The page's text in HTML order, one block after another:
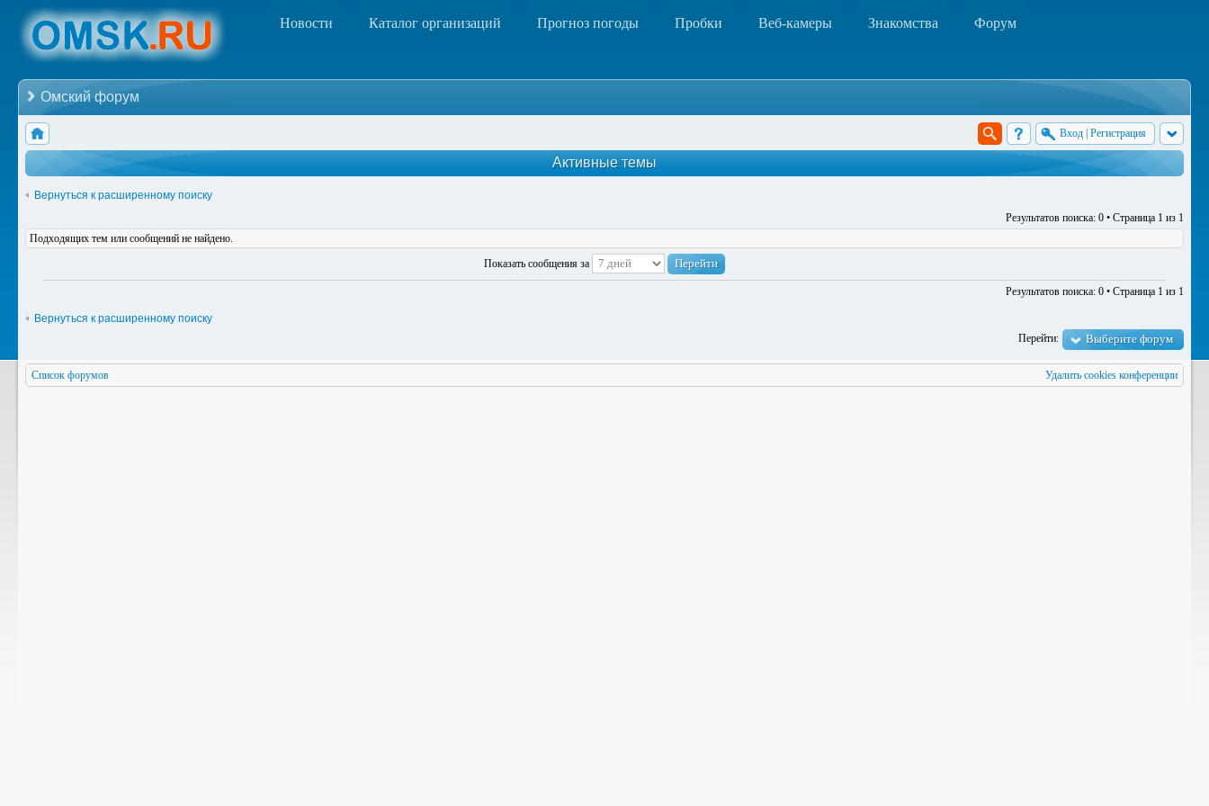
Новости Каталог организаций Прогноз погоды Пробки Веб-камеры Знакомства Форум
Омский форум
Вход Регистрация
Активные темы
Вернуться к расширенному поиску
Результатов поиска: 0 • Страница 1 из 1
Подходящих тем или сообщений не найдено.
Показать сообщения за
Результатов поиска: 0 • Страница 1 из 1
Вернуться к расширенному поиску
Перейти:
Выберите форум
Список форумов Удалить cookies конференции